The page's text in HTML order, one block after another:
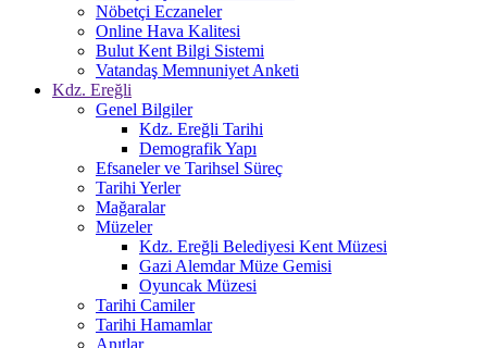
Nöbetçi Eczaneler
Online Hava Kalitesi
Bulut Kent Bilgi Sistemi
Vatandaş Memnuniyet Anketi
Kdz. Ereğli
Genel Bilgiler
Kdz. Ereğli Tarihi
Demografik Yapı
Efsaneler ve Tarihsel Süreç
Tarihi Yerler
Mağaralar
Müzeler
Kdz. Ereğli Belediyesi Kent Müzesi
Gazi Alemdar Müze Gemisi
Oyuncak Müzesi
Tarihi Camiler
Tarihi Hamamlar
Anıtlar